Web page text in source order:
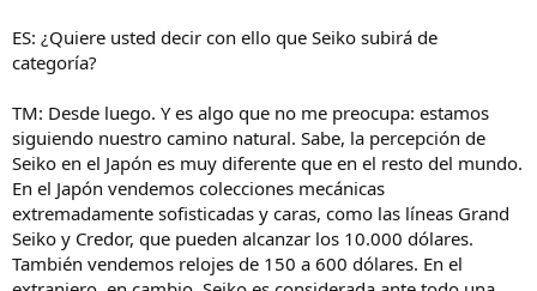
ES: ¿Quiere usted decir con ello que Seiko subirá de
categoría?
TM: Desde luego. Y es algo que no me preocupa: estamos
siguiendo nuestro camino natural. Sabe, la percepción de
Seiko en el Japón es muy diferente que en el resto del mundo.
En el Japón vendemos colecciones mecánicas
extremadamente sofisticadas y caras, como las líneas Grand
Seiko y Credor, que pueden alcanzar los 10.000 dólares.
También vendemos relojes de 150 a 600 dólares. En el